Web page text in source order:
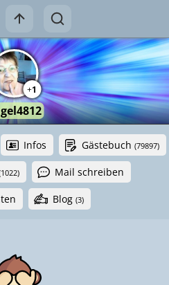
+1
Infos Gästebuch (79897)
Mail schreiben
Blog (3)